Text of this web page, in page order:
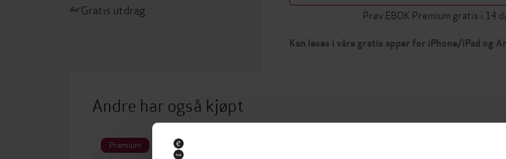
Gratis utdrag
Prøv EBOK Premium gratis i 14
Kan leses i våre gratis apper for iPhone/iPad og
Andre har også kjøpt
Premium